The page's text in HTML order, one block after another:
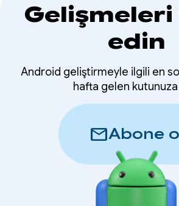
edin
Android geliştirmeyle ilgili en
hafta gelen kutunuza
mailAbone